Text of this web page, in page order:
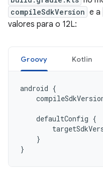
compileSdkVersion e a
valores para o 12L:
Groovy Kotlin
android {
defaultConfig {
}
}